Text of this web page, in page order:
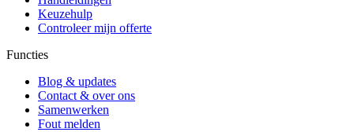
Keuzehulp
Controleer mijn offerte
Functies
Blog & updates
Contact & over ons
Samenwerken
Fout melden